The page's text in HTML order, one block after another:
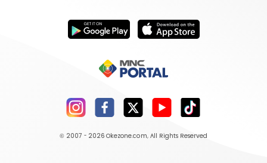
© 2007 - 2026 Okezone.com, All Rights Reserved